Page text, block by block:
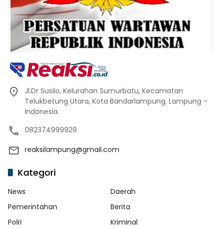
Jl.Dr Susilo, Kelurahan Sumurbatu, Kecamatan
Telukbetung Utara, Kota Bandarlampung, Lampung –
Indonesia.
082374999929
reaksilampung@gmail.com
Kategori
News
Daerah
Pemerintahan
Berita
Polri
Kriminal